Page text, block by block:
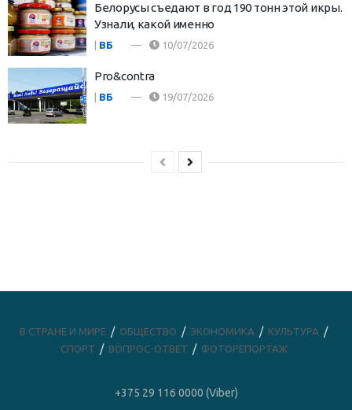
Белорусы съедают в год 190 тонн этой икры.
Узнали, какой именно
ВБ 10/07/2026
Pro&contra
ВБ 19/07/2026
В СТРАНЕ И МИРЕ ОБЩЕСТВО ЭКОНОМИКА
КУЛЬТУРА
СПОРТ
ВОПРОС-ОТВЕТ ФОТОРЕПОРТАЖ
+375 29 116 0000 (Viber)